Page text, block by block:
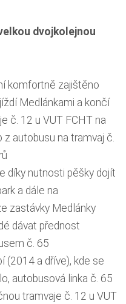
dvojkolejnou
komfortně zajištěno
Medlánkami a končí
č. 12 u VUT FCHT na
z autobusu na tramvaj č.
díky nutnosti pěšky dojít
a dále na
zastávky Medlánky
dávat přednost
č. 65
(2014 a dříve), kde se
autobusová linka č. 65
tramvaje č. 12 u VUT